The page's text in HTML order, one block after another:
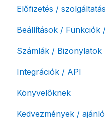
NAV online
Adóhatósági
NAV pénztárgép
Számlaverzum
Előfizetés /
Szolgáltatáscsomag
Szolgáltatáscsomag
Fiók / felhasználó
Díjfizetés /
Fizetési módok
Beállítások / Funkciók
Számlakészítés
Mobilapplikáció /
Bejövő számlák és
Tömeges
Számlák / Bizonylatok
Sztornó-, és
Díjbekérő,
Előlegszámla,
Integrációk / API
API interfész,
Webshop pluginok
Könyvelőknek
Listák / adatexport
Kedvezmények /